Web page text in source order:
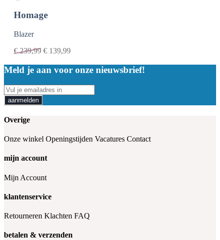
Homage
Blazer
€239,99 € 139,99
Meld je aan voor onze nieuwsbrief!
aanmelden
Overige
Onze winkel Openingstijden Vacatures Contact
mijn account
Mijn Account
klantenservice
Retourneren Klachten FAQ
betalen & verzenden